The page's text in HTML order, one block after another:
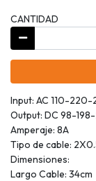
CANTIDAD
Input: AC 110-
Output: DC 98-
Amperaje: 8A
Tipo de cable:
Dimensiones:
Largo Cable: 34cm